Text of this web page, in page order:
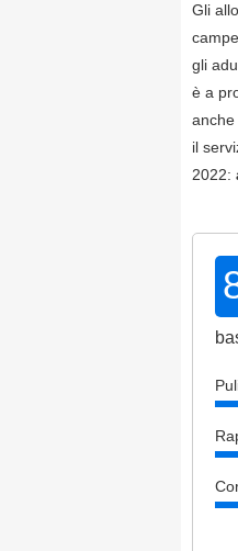
Gli
gli
è a
il
2022: